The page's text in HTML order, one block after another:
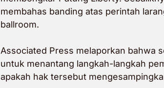
membahas banding atas perintah
ballroom.
Associated Press melaporkan bahwa
untuk menantang langkah-langkah
apakah hak tersebut